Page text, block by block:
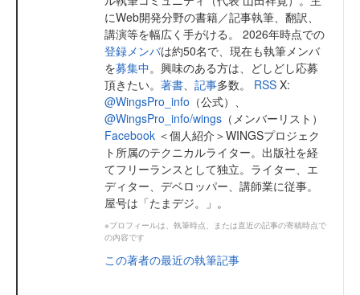
にWeb開発分野の書籍／記事執筆、翻訳、
講演等を幅広く手がける。 2026年時点での
登録メンバは約50名で、現在も執筆メンバ
を募集中。興味のある方は、どしどし応募
頂きたい。 著書、 記事多数。 RSS X:
@WingsPro_info （公式）、
@WingsPro_info/wings （メンバーリスト）
Facebook ＜個人紹介＞WINGSプロジェク
ト所属のテクニカルライター。出版社を経
てフリーランスとして独立。ライター、エ
ディター、デベロッパー、講師業に従事。
屋号は「たまデジ。」。
※プロフィールは、執筆時点、または直近の記事の寄稿時点で
の内容です
この著者の最近の執筆記事